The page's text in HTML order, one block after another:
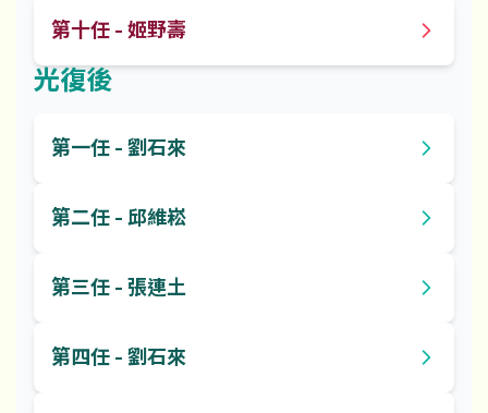
第十任 - 姬野壽
光復後
第一任 - 劉石來
第二任 - 邱維崧
第三任 - 張連土
第四任 - 劉石來